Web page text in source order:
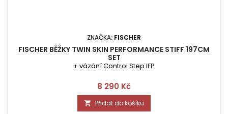
ZNAČKA: FISCHER
FISCHER BĚŽKY TWIN SKIN PERFORMANCE STIFF 197CM
SET
+ vázání Control Step IFP
Cena
8 290 Kč
 Přidat do košíku